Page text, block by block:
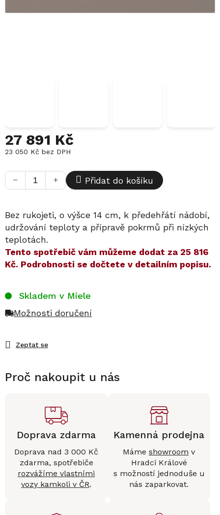
27 891 Kč
23 050 Kč bez DPH
cena:
+
− Přidat do košíku
Bez rukojeti, o výšce 14 cm, k předehřátí nádobí,
udržování teploty a přípravě pokrmů při nízkých
teplotách.
​​Tento spotřebič vám můžeme dodat za 25 816
Kč. Podrobnosti se dočtete v detailním popisu.
Zeptat se
Skladem v Miele
Možnosti doručení
Proč nakoupit u nás
Doprava zdarma
Doprava nad 3 000 Kč
zdarma, spotřebiče
rozvážíme vlastními
vozy kamkoli v ČR.
Kamenná prodejna
Máme showroom v
Hradci Králové
s možností jednoduše u
nás zaparkovat.